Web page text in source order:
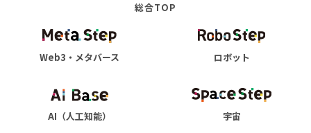
総合TOP
Web3・メタバース ロボット
AI（人工知能） 宇宙